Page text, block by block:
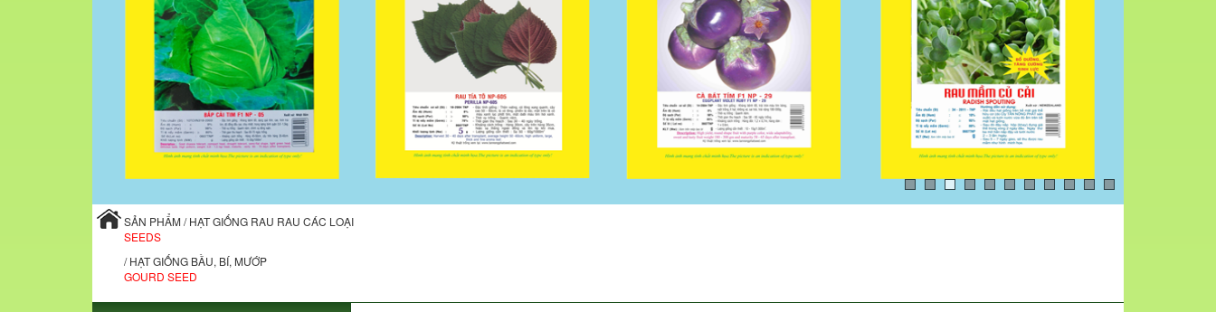
SẢN PHẨM / HẠT GIỐNG RAU RAU CÁC LOẠI
SEEDS
/ HẠT GIỐNG BẦU, BÍ, MƯỚP
GOURD SEED